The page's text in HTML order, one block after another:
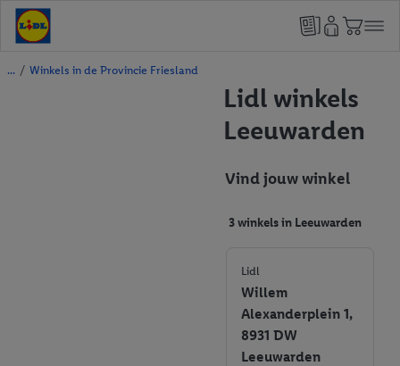
/ Winkels in de Provincie Friesland
Lidl winkels
Leeuwarden
Vind jouw winkel
3 winkels in Leeuwarden
Lidl
Willem
Alexanderplein 1,
8931 DW
Leeuwarden